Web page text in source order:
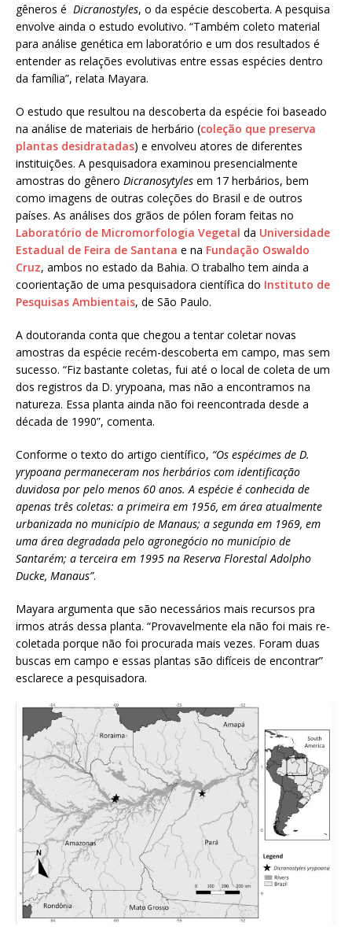
gêneros é Dicranostyles, o da espécie descoberta. A pesquisa
envolve ainda o estudo evolutivo. “Também coleto material
para análise genética em laboratório e um dos resultados é
entender as relações evolutivas entre essas espécies dentro
da família”, relata Mayara.
O estudo que resultou na descoberta da espécie foi baseado
na análise de materiais de herbário (coleção que preserva
plantas desidratadas) e envolveu atores de diferentes
instituições. A pesquisadora examinou presencialmente
amostras do gênero Dicranosytyles em 17 herbários, bem
como imagens de outras coleções do Brasil e de outros
países. As análises dos grãos de pólen foram feitas no
Laboratório de Micromorfologia Vegetal da Universidade
Estadual de Feira de Santana e na Fundação Oswaldo
Cruz, ambos no estado da Bahia. O trabalho tem ainda a
coorientação de uma pesquisadora científica do Instituto de
Pesquisas Ambientais, de São Paulo.
A doutoranda conta que chegou a tentar coletar novas
amostras da espécie recém-descoberta em campo, mas sem
sucesso. “Fiz bastante coletas, fui até o local de coleta de um
dos registros da D. yrypoana, mas não a encontramos na
natureza. Essa planta ainda não foi reencontrada desde a
década de 1990”, comenta.
Conforme o texto do artigo científico, “Os espécimes de D.
yrypoana permaneceram nos herbários com identificação
duvidosa por pelo menos 60 anos. A espécie é conhecida de
apenas três coletas: a primeira em 1956, em área atualmente
urbanizada no município de Manaus; a segunda em 1969, em
uma área degradada pelo agronegócio no município de
Santarém; a terceira em 1995 na Reserva Florestal Adolpho
Ducke, Manaus”.
Mayara argumenta que são necessários mais recursos pra
irmos atrás dessa planta. “Provavelmente ela não foi mais re-
coletada porque não foi procurada mais vezes. Foram duas
buscas em campo e essas plantas são difíceis de encontrar”
esclarece a pesquisadora.